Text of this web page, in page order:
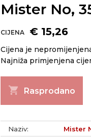
Mister No,
CIJENA € 15,26
Cijena je
Najniža primjenjena
shopping_cart Rasprodano
Naziv:
Mister